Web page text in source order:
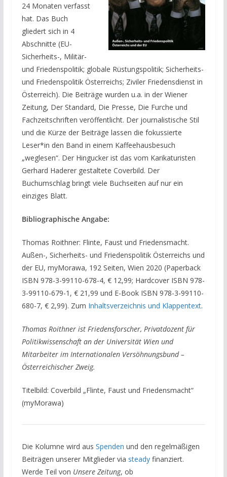
24 Monaten verfasst
hat. Das Buch
gliedert sich in 4
Abschnitte (EU-
Sicherheits-, Militär-
und Friedenspolitik; globale Rüstungspolitik; Sicherheits-
und Friedenspolitik Österreichs; Ziviler Friedensdienst in
Österreich). Die Beiträge wurden u.a. in der Wiener
Zeitung, Der Standard, Die Presse, Die Furche und
Fachzeitschriften veröffentlicht. Der journalistische Stil
und die Kürze der Beiträge lassen die fokussierte
Leser*in den Band in einem Kaffeehausbesuch
„weglesen“. Der Hingucker ist das vom Karikaturisten
Gerhard Haderer gestaltete Coverbild. Der
Buchumschlag bringt viele Buchseiten auf nur ein
einziges Blatt.
Bibliographische Angabe:
Thomas Roithner: Flinte, Faust und Friedensmacht.
Außen-, Sicherheits- und Friedenspolitik Österreichs und
der EU, myMorawa, 192 Seiten, Wien 2020 (Paperback
ISBN 978-3-99110-678-4, € 12,99; Hardcover ISBN 978-
3-99110-679-1, € 21,99 und E-Book ISBN 978-3-99110-
680-7, € 2,99). Zum Inhaltsverzeichnis und Klappentext.
Thomas Roithner ist Friedensforscher, Privatdozent für
Politikwissenschaft an der Universität Wien und
Mitarbeiter im Internationalen Versöhnungsbund –
Österreichischer Zweig.
Titelbild: Coverbild „Flinte, Faust und Friedensmacht“
(myMorawa)
Die Kolumne wird aus Spenden und den regelmäßigen
Beiträgen unserer Mitglieder via steadyfinanziert.
Werde Teil von Unsere Zeitung, ob